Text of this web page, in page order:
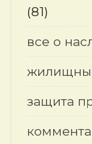
(81)
все о
защита